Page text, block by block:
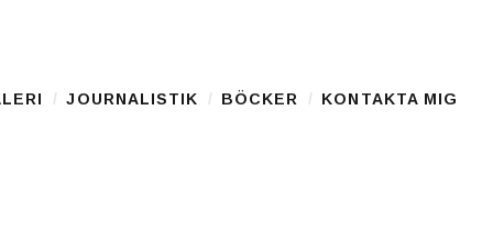
JOURNALISTIK BÖCKER KONTAKTA MIG